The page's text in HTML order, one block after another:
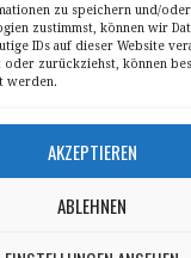
zu speichern und/
zustimmst, können wir
IDs auf dieser Website
zurückziehst, können
werden.
AKZEPTIEREN
ABLEHNEN
dem
2008 – 2026 by